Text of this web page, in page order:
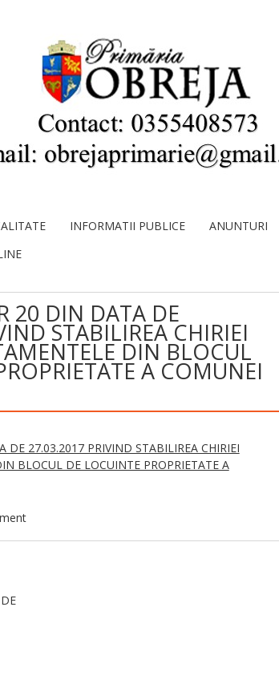
INFORMATII PUBLICE ANUNTURI
20 DIN DATA DE
STABILIREA CHIRIEI
DIN BLOCUL
A COMUNEI
DE 27.03.2017 PRIVIND STABILIREA CHIRIEI
BLOCUL DE LOCUINTE PROPRIETATE A